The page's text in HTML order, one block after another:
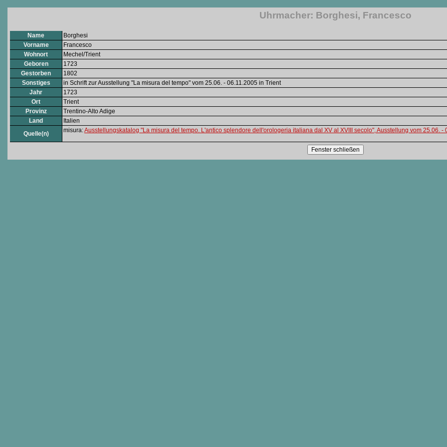
Uhrmacher: Borghesi, Francesco
Name
Borghesi
Vorname
Francesco
Wohnort
Mechel/Trient
Geboren
1723
Gestorben
1802
Sonstiges
in Schrift zur Ausstellung "La misura del tempo" vom 25.06. - 06.11.2005 in Trient
Jahr
1723
Ort
Trient
Provinz
Trentino-Alto Adige
Land
Italien
Quelle(n)
misura:Ausstellungskatalog "La misura del tempo. L'antico splendore dell'orologeria italiana dal XV al XVIII secolo", Ausstellung vom 25.06. -